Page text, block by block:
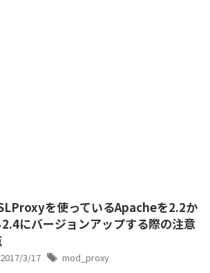
を使っているApacheを2.2か
2.4にバージョンアップする際の注意
2017/3/17 mod_proxy